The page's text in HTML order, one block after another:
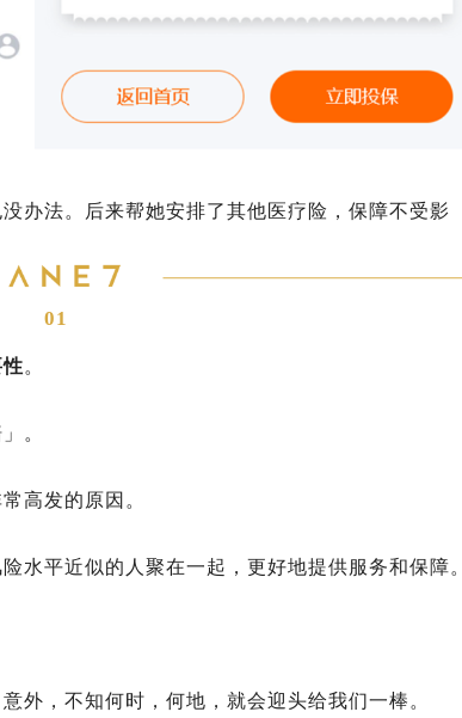
办法。后来帮她安排了其他医疗险，保障不受影
01
。
。
高发的原因。
水平近似的人聚在一起，更好地提供服务和保障。
外，不知何时，何地，就会迎头给我们一棒。